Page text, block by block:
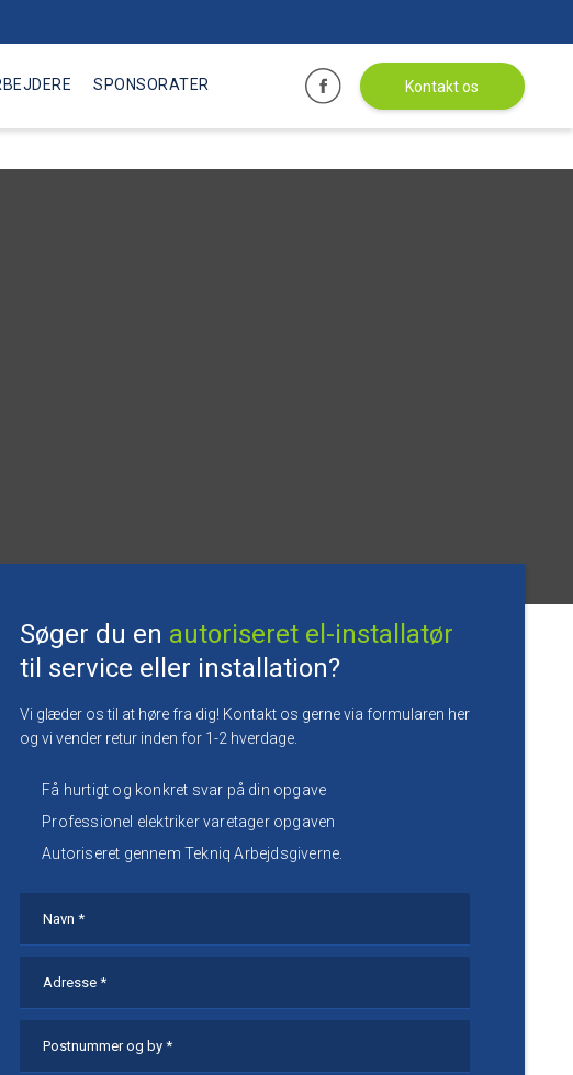
SPONSORATER Kontakt os
Søger du en autoriseret el-installatør
til service eller installation?
Vi glæder os til at høre fra dig! Kontakt os gerne via formularen her
og vi vender retur inden for 1-2 hverdage.
​Få hurtigt og konkret svar på din opgave
Professionel elektriker varetager opgaven
Autoriseret gennem Tekniq Arbejdsgiverne.